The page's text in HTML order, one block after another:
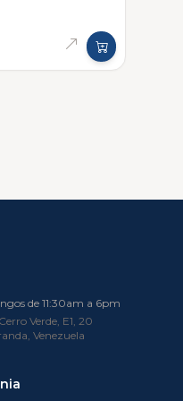
de 11:30am a 6pm
Verde, E1, 20
Venezuela